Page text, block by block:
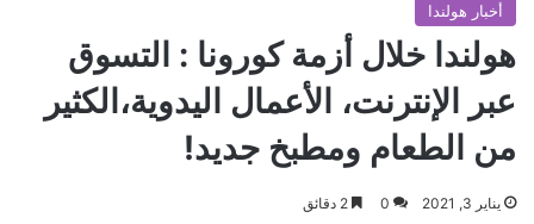
أخبار هولندا
هولندا خلال أزمة كورونا : التسوق
عبر الإنترنت، الأعمال اليدوية،الكثير
من الطعام ومطبخ جديد!
يناير 3, 2021 0